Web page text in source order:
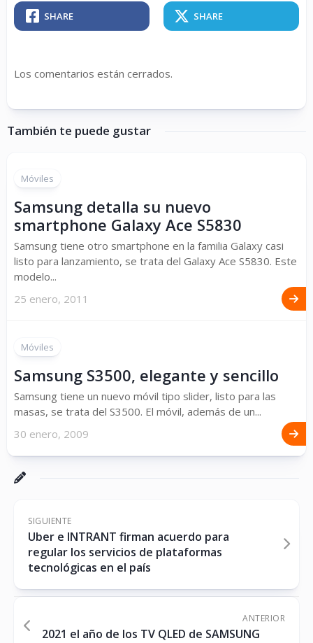
SHARE SHARE
Los comentarios están cerrados.
También te puede gustar
Móviles
Samsung detalla su nuevo
smartphone Galaxy Ace S5830
Samsung tiene otro smartphone en la familia Galaxy casi
listo para lanzamiento, se trata del Galaxy Ace S5830. Este
modelo...
25 enero, 2011
Móviles
Samsung S3500, elegante y sencillo
Samsung tiene un nuevo móvil tipo slider, listo para las
masas, se trata del S3500. El móvil, además de un...
30 enero, 2009
SIGUIENTE
Uber e INTRANT firman acuerdo para
regular los servicios de plataformas
tecnológicas en el país
ANTERIOR
2021 el año de los TV QLED de SAMSUNG